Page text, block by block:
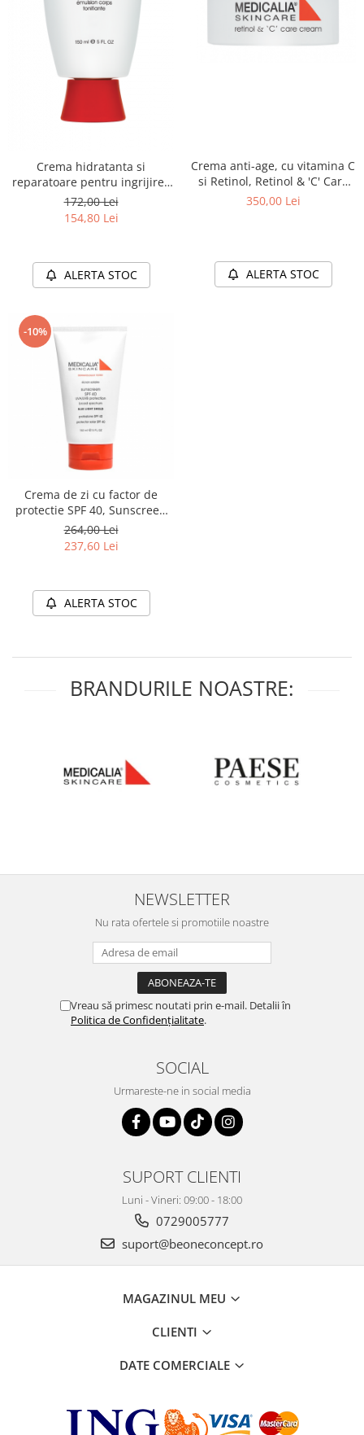
Crema hidratanta si
reparatoare pentru ingrijirea
corporala, Hydro-Firm Body
Moisturizer - 150ml
172,00 Lei
154,80 Lei
ALERTA STOC
Crema anti-age, cu vitamina C
si Retinol, Retinol & 'C' Care
Cream - 50 ml
350,00 Lei
ALERTA STOC
-10%
Crema de zi cu factor de
protectie SPF 40, Sunscreen
SPF 40 UVA/UVB + Blue Light
Shield - 150ml
264,00 Lei
237,60 Lei
ALERTA STOC
BRANDURILE NOASTRE:
NEWSLETTER
Nu rata ofertele si promotiile noastre
Vreau să primesc noutati prin e-mail. Detalii în
Politica de Confidențialitate.
SOCIAL
Urmareste-ne in social media
SUPORT CLIENTI
Luni - Vineri: 09:00 - 18:00
0729005777
suport@beoneconcept.ro
MAGAZINUL MEU
CLIENTI
DATE COMERCIALE